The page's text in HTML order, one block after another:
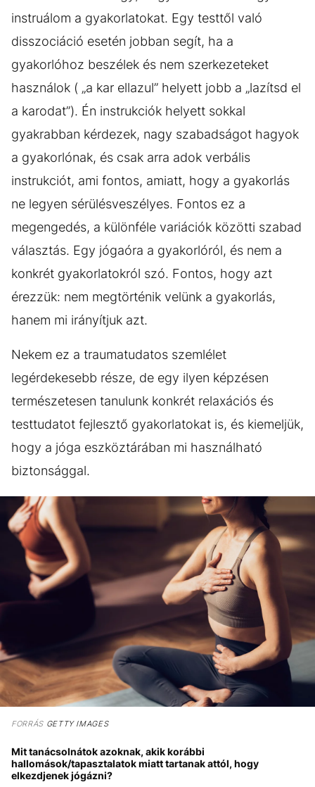
instruálom a gyakorlatokat. Egy testtől való
disszociáció esetén jobban segít, ha a
gyakorlóhoz beszélek és nem szerkezeteket
használok ( „a kar ellazul” helyett jobb a „lazítsd el
a karodat”). Én instrukciók helyett sokkal
gyakrabban kérdezek, nagy szabadságot hagyok
a gyakorlónak, és csak arra adok verbális
instrukciót, ami fontos, amiatt, hogy a gyakorlás
ne legyen sérülésveszélyes. Fontos ez a
megengedés, a különféle variációk közötti szabad
választás. Egy jógaóra a gyakorlóról, és nem a
konkrét gyakorlatokról szó. Fontos, hogy azt
érezzük: nem megtörténik velünk a gyakorlás,
hanem mi irányítjuk azt.
Nekem ez a traumatudatos szemlélet
legérdekesebb része, de egy ilyen képzésen
természetesen tanulunk konkrét relaxációs és
testtudatot fejlesztő gyakorlatokat is, és kiemeljük,
hogy a jóga eszköztárában mi használható
biztonsággal.
FORRÁSGETTY IMAGES
Mit tanácsolnátok azoknak, akik korábbi
hallomások/tapasztalatok miatt tartanak attól, hogy
elkezdjenek jógázni?